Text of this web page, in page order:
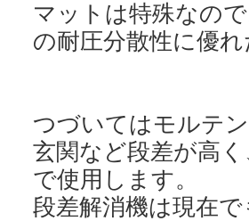
マットは特殊なの
の耐圧分散性に優
つづいてはモルテ
玄関など段差が高
で使用します。
段差解消機は現在